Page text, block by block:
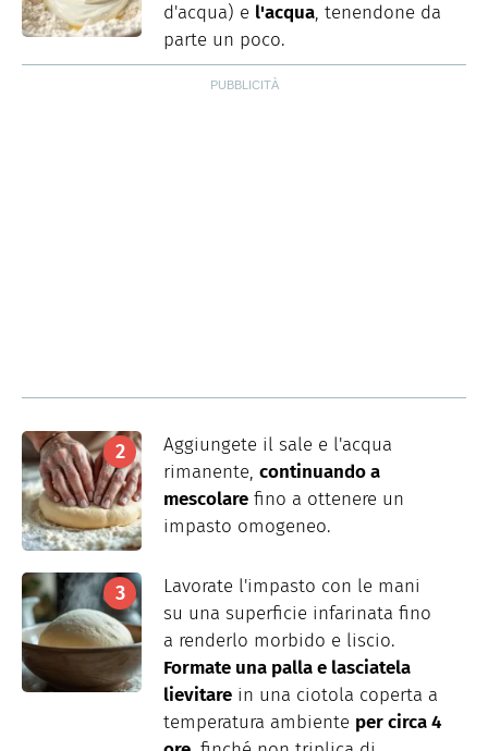
d'acqua) e l'acqua, tenendone da
parte un poco.
Aggiungete il sale e l'acqua
rimanente, continuando a
mescolare fino a ottenere un
impasto omogeneo.
Lavorate l'impasto con le mani
su una superficie infarinata fino
a renderlo morbido e liscio.
Formate una palla e lasciatela
lievitare in una ciotola coperta a
temperatura ambiente per circa 4